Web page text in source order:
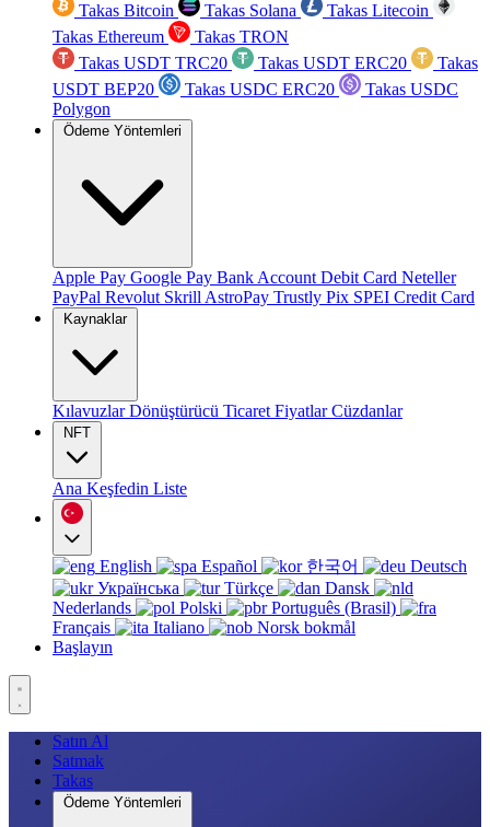
Takas Bitcoin Takas Solana
Takas Litecoin
Takas Ethereum
Takas TRON
Takas USDT TRC20
Takas USDT ERC20
Takas
USDT BEP20
Takas USDC ERC20
Takas USDC
Polygon
Ödeme Yöntemleri
Apple Pay Google Pay Bank Account Debit Card Neteller
PayPal Revolut Skrill AstroPay Trustly Pix SPEI Credit Card
Kaynaklar
KılavuzlarDönüştürücü Ticaret FiyatlarCüzdanlar
NFT
Ana Keşfedin Liste
English Español 한국어
Deutsch
Українська
Türkçe
Dansk
Nederlands
Polski
Português (Brasil)
Français
Italiano
Norsk bokmål
Başlayın
Satın Al
Satmak
Takas
Ödeme Yöntemleri